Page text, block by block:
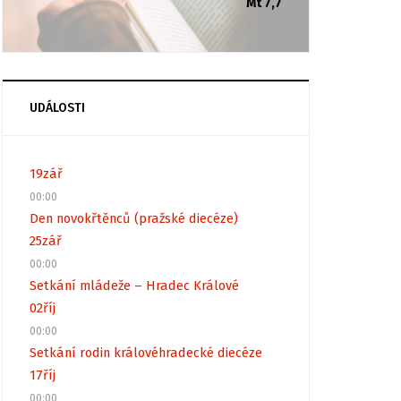
Mt 7,7
UDÁLOSTI
19zář
00:00
Den novokřtěnců (pražské diecéze)
25zář
00:00
Setkání mládeže – Hradec Králové
02říj
00:00
Setkání rodin královéhradecké diecéze
17říj
00:00